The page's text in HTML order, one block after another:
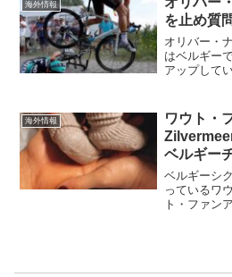
海外情報
を止め質
オリバー・
はベルギー
アップして
ドをしたこ
が、このラ
イダーや、
う...
海外情報
ワウト・
ベルギー
披露
ベルギーシ
っているワ
ト・ファン
ピオンジャ
Molのシク